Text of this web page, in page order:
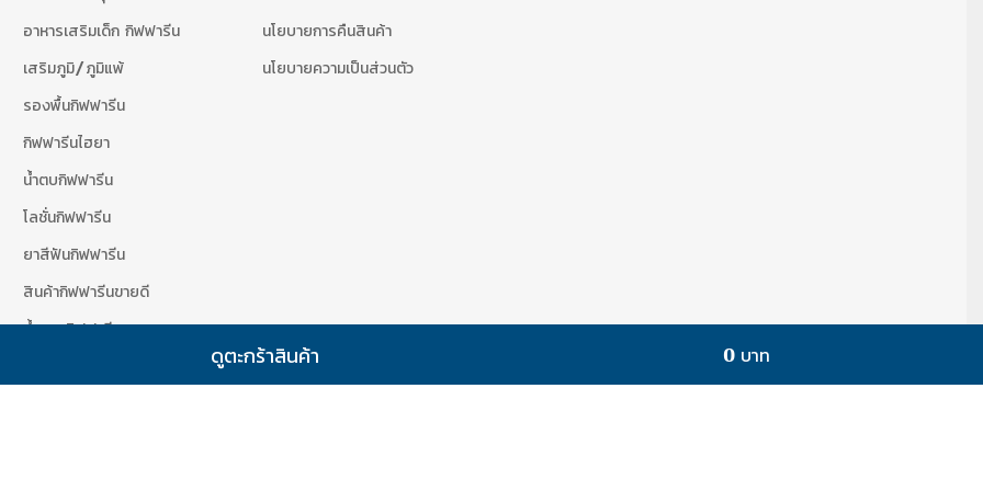
อาหารเสริมเด็ก กิฟฟารีน
เสริมภูมิ/ภูมิแพ้
รองพื้นกิฟฟารีน
กิฟฟารีนไฮยา
น้ำตบกิฟฟารีน
โลชั่นกิฟฟารีน
ยาสีฟันกิฟฟารีน
สินค้ากิฟฟารีนขายดี
น้ำหอมกิฟฟารีน
นโยบายการคืนสินค้า
นโยบายความเป็นส่วนตัว
ดูตะกร้าสินค้า 0 บาท